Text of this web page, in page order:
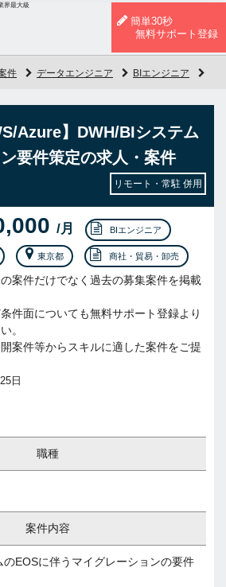
界最大級
簡単30秒
無料サポート登録
件 データエンジニア BIエンジニア
Azure】DWH/BIシステム
要件策定の求人・案件
リモート・常駐 併用
/月 BIエンジニア
東京都 商社・貿易・卸売
案件だけでなく過去の募集案件を掲載
件面についても無料サポート登録より
。
案件等からスキルに適した案件をご提
日
職種
案件内容
のEOSに伴うマイグレーションの要件